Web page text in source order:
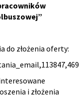
do złożenia oferty:
i złożenia